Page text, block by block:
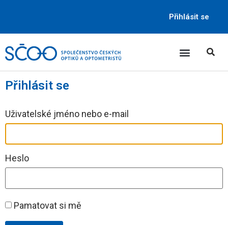
Přihlásit se
Přihlásit se
Uživatelské jméno nebo e-mail
Heslo
Pamatovat si mě